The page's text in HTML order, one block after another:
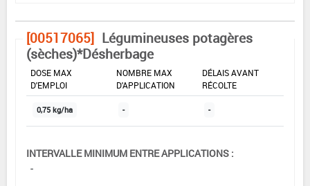
[00517065] Légumineuses potagères
(sèches)*Désherbage
DOSE MAX
D'EMPLOI
NOMBRE MAX
D'APPLICATION
DÉLAIS AVANT
RÉCOLTE
0,75 kg/ha - -
INTERVALLE MINIMUM ENTRE APPLICATIONS :
-